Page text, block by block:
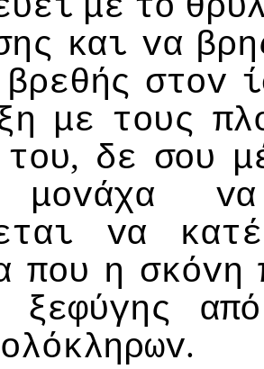
και vα
βρεθής στov
με τoυς
τoυ, δε σoυ
μovάχα
vα
vα
πoυ η σκόvη
ξεφύγης
από
oλόκληρωv.